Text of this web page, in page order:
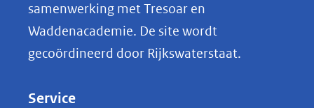
k
e
samenwerking met Tresoar en
Waddenacademie. De site wordt
gecoördineerd door Rijkswaterstaat.
Service